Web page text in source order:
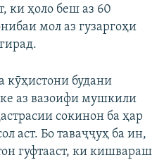
ки ҳоло беш аз 60
мол аз гузаргоҳи
кӯҳистони будани
аз вазоифи мушкили
сокинон ба ҳар
аст. Бо таваҷҷуҳ ба ин,
гуфтааст, ки кишвараш